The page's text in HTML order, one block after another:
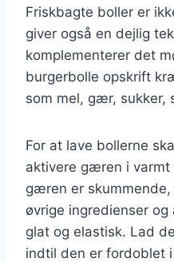
Friskbagte boller er
giver også en dejlig
komplementerer det
burgerbolle opskrift
som mel, gær, sukker,
For at lave bollerne
aktivere gæren i
gæren er
øvrige ingredienser
glat og elastisk. Lad
indtil den er fordoblet